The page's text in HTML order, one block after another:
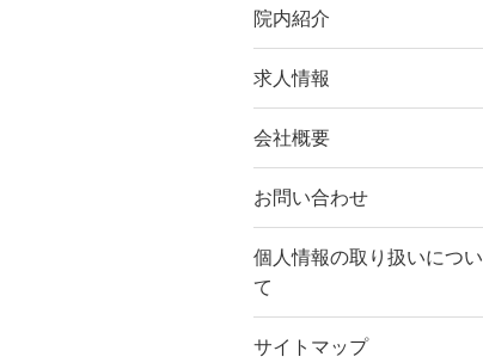
院内紹介
求人情報
会社概要
お問い合わせ
個人情報の取り扱いについ
て
サイトマップ